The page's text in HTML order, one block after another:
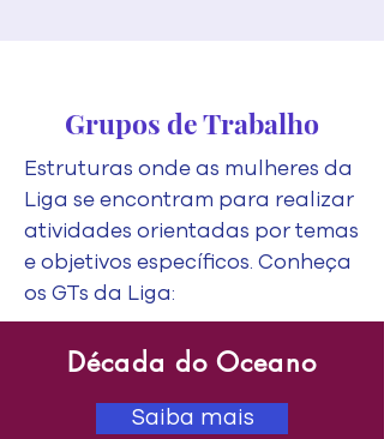
Grupos de Trabalho
Estruturas onde as mulheres da
Liga se encontram para realizar
atividades orientadas por temas
e objetivos específicos. Conheça
os GTs da Liga:
Década do Oceano
Saiba mais